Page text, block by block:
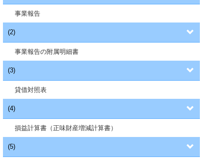
事業報告
(2)
事業報告の附属明細書
(3)
貸借対照表
(4)
損益計算書（正味財産増減計算書）
(5)